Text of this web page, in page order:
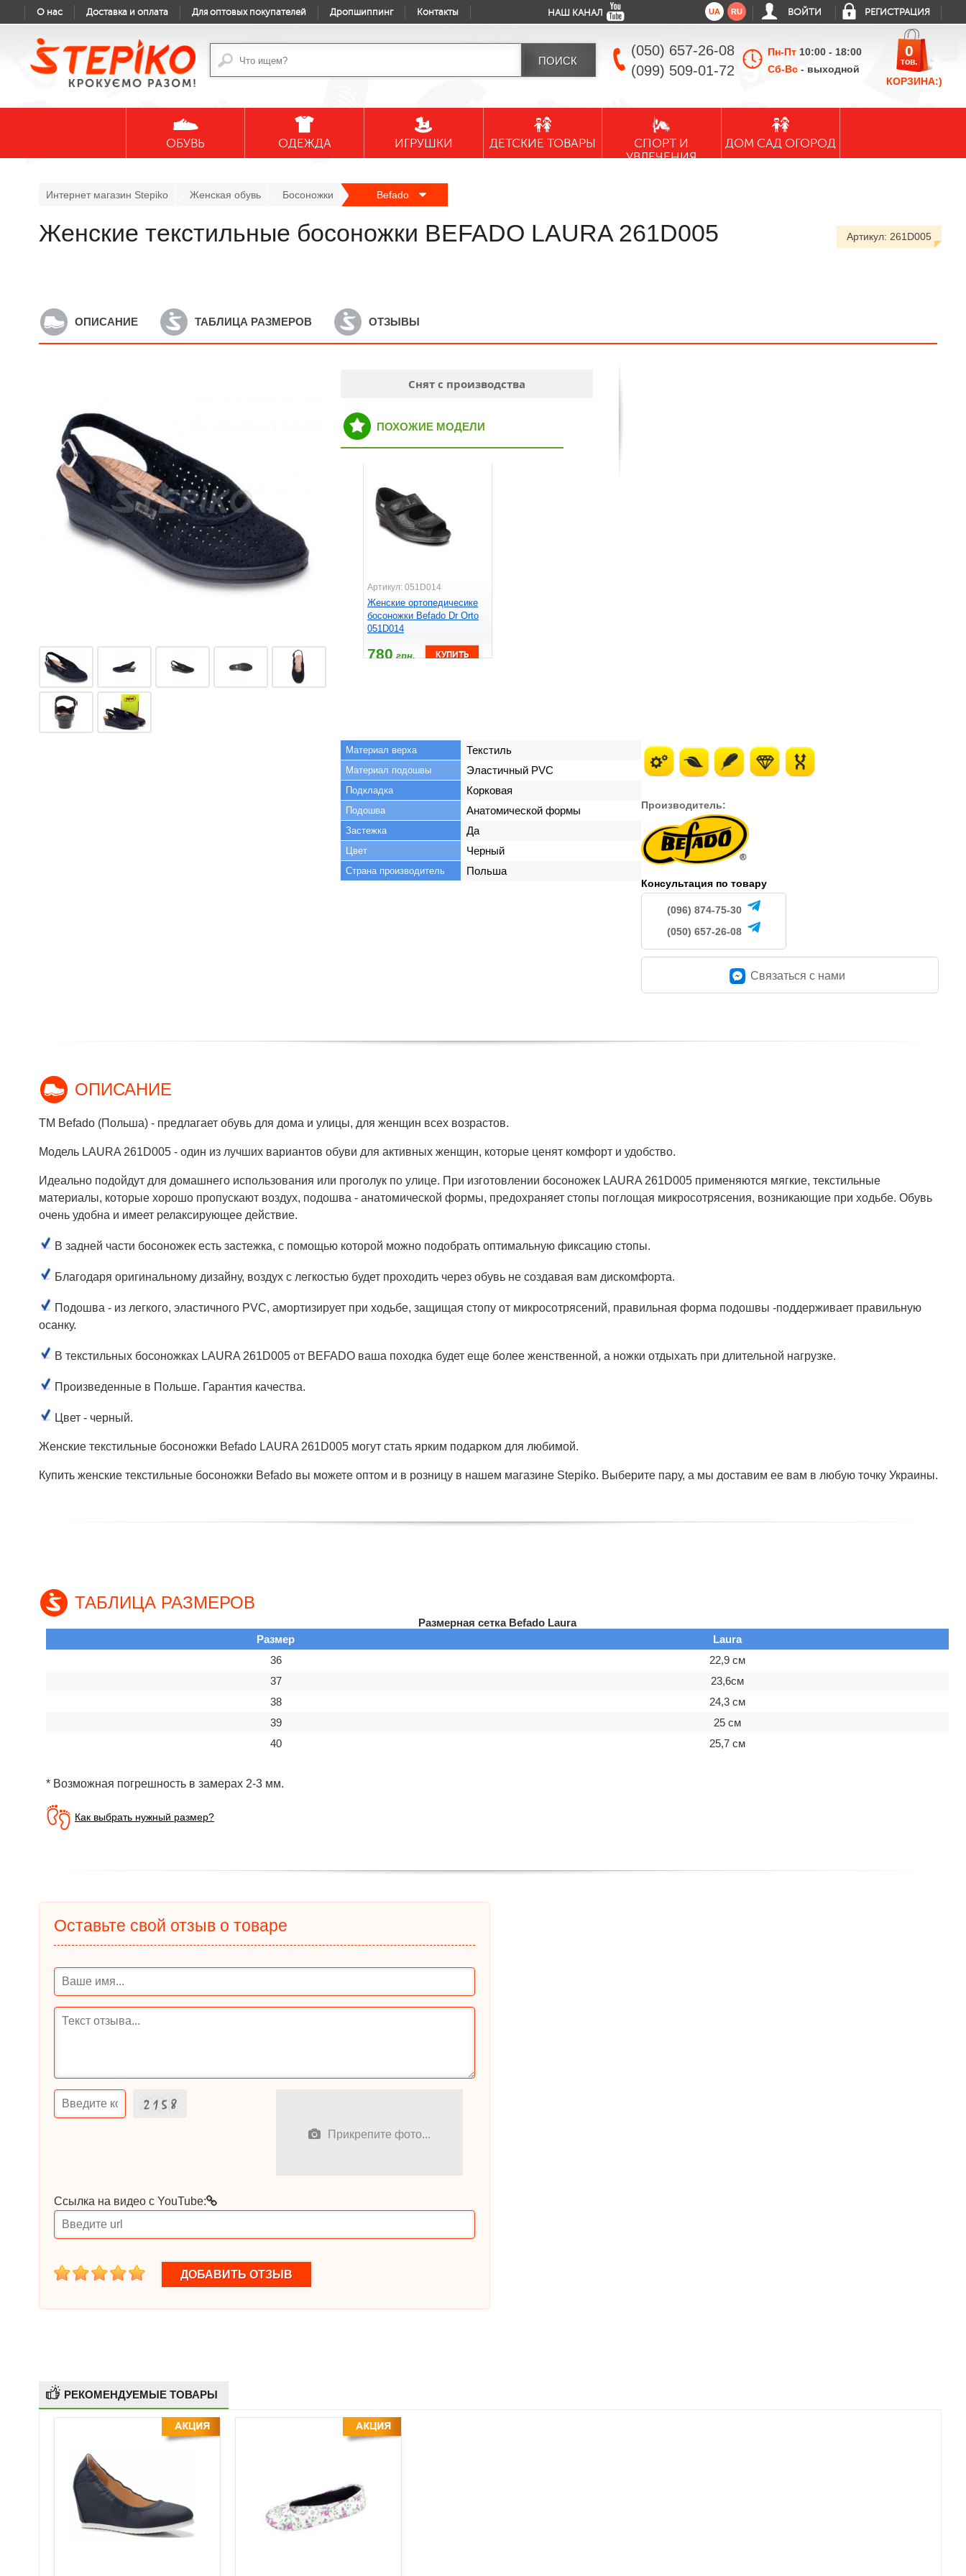
О нас Доставка и оплата Для оптовых покупателей Дропшиппинг Контакты НАШ КАНАЛ UA RU ВОЙТИ РЕГИСТРАЦИЯ
(050) 657-26-08
(099) 509-01-72
Пн-Пт 10:00 - 18:00
Сб-Вс - выходной
КОРЗИНА:)
0
тов.
ОБУВЬ ОДЕЖДА ИГРУШКИ ДЕТСКИЕ ТОВАРЫ
СПОРТ И
УВЛЕЧЕНИЯ
ДОМ САД ОГОРОД
Интернет магазин Stepiko Женская обувь Босоножки Befado
Женские текстильные босоножки BEFADO LAURA 261D005 Артикул: 261D005
ОПИСАНИЕ ТАБЛИЦА РАЗМЕРОВ ОТЗЫВЫ
Снят с производства
ПОХОЖИЕ МОДЕЛИ
Артикул: 051D014
Женские ортопедичесике
босоножки Befado Dr Orto
051D014
780грн.
Материал верха Текстиль
Материал подошвы Эластичный PVC
Подкладка Корковая
Подошва Анатомической формы
Застежка Да
Цвет Черный
Страна производитель Польша
Производитель:
Консультация по товару
(096) 874-75-30
(050) 657-26-08
Связаться c нами
ОПИСАНИЕ
ТМ Befado (Польша) - предлагает обувь для дома и улицы, для женщин всех возрастов.
Модель LAURA 261D005 - один из лучших вариантов обуви для активных женщин, которые ценят комфорт и удобство.
Идеально подойдут для домашнего использования или проголук по улице. При изготовлении босоножек LAURA 261D005 применяются мягкие, текстильные
материалы, которые хорошо пропускают воздух, подошва - анатомической формы, предохраняет стопы поглощая микросотрясения, возникающие при ходьбе. Обувь
очень удобна и имеет релаксирующее действие.
В задней части босоножек есть застежка, с помощью которой можно подобрать оптимальную фиксацию стопы.
Благодаря оригинальному дизайну, воздух с легкостью будет проходить через обувь не создавая вам дискомфорта.
Подошва - из легкого, эластичного PVC, амортизирует при ходьбе, защищая стопу от микросотрясений, правильная форма подошвы -поддерживает правильную
осанку.
В текстильных босоножках LAURA 261D005 от BEFADO ваша походка будет еще более женственной, а ножки отдыхать при длительной нагрузке.
Произведенные в Польше. Гарантия качества.
Цвет - черный.
Женские текстильные босоножки Befado LAURA 261D005 могут стать ярким подарком для любимой.
Купить женские текстильные босоножки Befado вы можете оптом и в розницу в нашем магазине Stepiko. Выберите пару, а мы доставим ее вам в любую точку Украины.
ТАБЛИЦА РАЗМЕРОВ
Размерная сетка Befado Laura
Размер
Laura
36
22,9 см
37
23,6см
38
24,3 см
39
25 см
40
25,7 см
* Возможная погрешность в замерах 2-3 мм.
Как выбрать нужный размер?
Оставьте свой отзыв о товаре
Прикрепите фото...
Ссылка на видео с YouTube:
1 2 3 4 5
РЕКОМЕНДУЕМЫЕ ТОВАРЫ